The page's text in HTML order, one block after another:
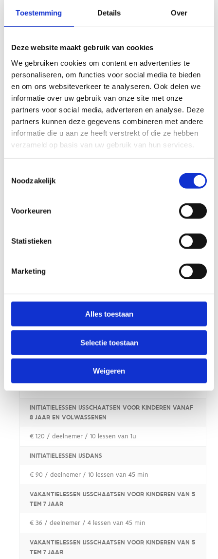
Toestemming Details Over
Deze website maakt gebruik van cookies
We gebruiken cookies om content en advertenties te
personaliseren, om functies voor social media te bieden
en om ons websiteverkeer te analyseren. Ook delen we
informatie over uw gebruik van onze site met onze
partners voor social media, adverteren en analyse. Deze
partners kunnen deze gegevens combineren met andere
informatie die u aan ze heeft verstrekt of die ze hebben
verzameld op basis van uw gebruik van hun services.
Noodzakelijk
Voorkeuren
Statistieken
Marketing
Alles toestaan
Selectie toestaan
Weigeren
€ 7,50 / pp
SCHAATSEN)
€ 100 / pp
BEURTENKAART - 10 + 1 GRATIS (MET EIGEN SCHAATSEN)
€ 80 / pp
JAARABONNEMENT
€ 265 / pp
VRIJETIJDSKOMPAS LIEDEKERKE
€ 2,50 /pp
SLIJPEN SCHAATSEN - ONLINE VOORVERKOOP
SELECTEER DOELGROEP
IJSGEWENNING EN INITIATIELESSEN IJSSCHAATSEN VOOR
INITIATIELESSEN IJSSCHAATSEN VOOR KINDEREN VANAF
8 JAAR EN VOLWASSENEN
€ 120 / deelnemer / 10 lessen van 1u
INITIATIELESSEN IJSDANS
€ 90 / deelnemer / 10 lessen van 45 min
VAKANTIELESSEN IJSSCHAATSEN VOOR KINDEREN VAN 5
TEM 7 JAAR
€ 36 / deelnemer / 4 lessen van 45 min
VAKANTIELESSEN IJSSCHAATSEN VOOR KINDEREN VAN 5
TEM 7 JAAR